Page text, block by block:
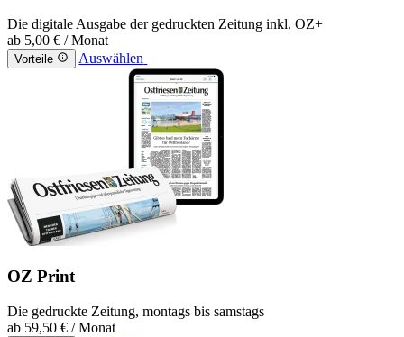
Die digitale Ausgabe der gedruckten Zeitung inkl. OZ+
ab 5,00 € / Monat
Vorteile Auswählen
OZ Print
Die gedruckte Zeitung, montags bis samstags
ab 59,50 € / Monat